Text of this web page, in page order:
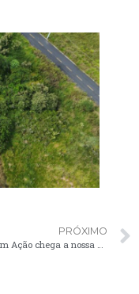
PRÓXIMO